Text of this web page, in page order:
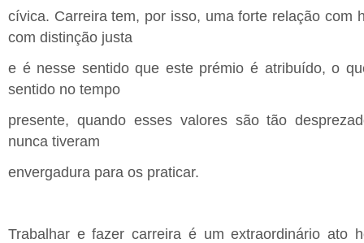
cívica. Carreira tem, por isso, uma forte relação com
com distinção justa
e é nesse sentido que este prémio é atribuído, o
sentido no tempo
presente, quando esses valores são tão
nunca tiveram
envergadura para os praticar.
Trabalhar e fazer carreira é um extraordinário ato